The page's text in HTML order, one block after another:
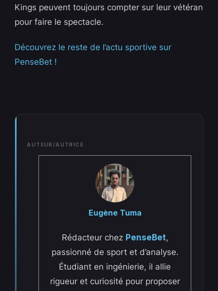
Kings peuvent toujours compter sur leur vétéran
pour faire le spectacle.
Découvrez le reste de l’actu sportive sur
PenseBet !
AUTEUR/AUTRICE
Eugène Tuma
Rédacteur chez PenseBet,
passionné de sport et d’analyse.
Étudiant en ingénierie, il allie
rigueur et curiosité pour proposer